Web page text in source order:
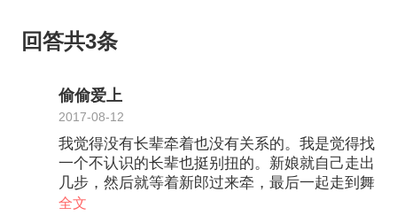
回答共3条
偷偷爱上
2017-08-12
我觉得没有长辈牵着也没有关系的。我是觉得找
一个不认识的长辈也挺别扭的。新娘就自己走出
几步，然后就等着新郎过来牵，最后一起走到舞
台中央，也很浪漫的。
全文